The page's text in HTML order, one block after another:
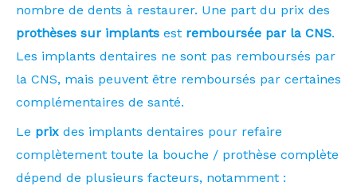
nombre de dents à restaurer. Une part du prix des
prothèses sur implants est remboursée par la CNS.
Les implants dentaires ne sont pas remboursés par
la CNS, mais peuvent être remboursés par certaines
complémentaires de santé.
Le prix des implants dentaires pour refaire
complètement toute la bouche / prothèse complète
dépend de plusieurs facteurs, notamment :